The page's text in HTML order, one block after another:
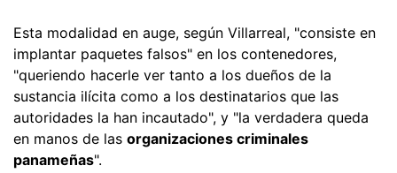
Esta modalidad en auge, según Villarreal, "consiste en
implantar paquetes falsos" en los contenedores,
"queriendo hacerle ver tanto a los dueños de la
sustancia ilícita como a los destinatarios que las
autoridades la han incautado", y "la verdadera queda
en manos de las organizaciones criminales
panameñas".